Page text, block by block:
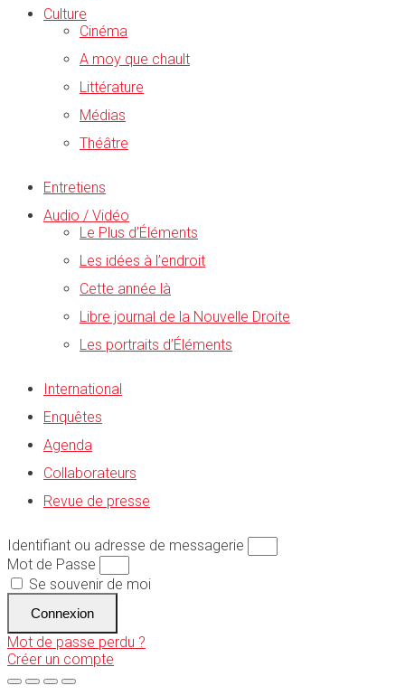
Culture
Cinéma
A moy que chault
Littérature
Médias
Théâtre
Entretiens
Audio / Vidéo
Le Plus d’Éléments
Les idées à l’endroit
Cette année là
Libre journal de la Nouvelle Droite
Les portraits d’Éléments
International
Enquêtes
Agenda
Collaborateurs
Revue de presse
Identifiant ou adresse de messagerie
Mot de Passe
Se souvenir de moi
Connexion
Mot de passe perdu ?
Créer un compte